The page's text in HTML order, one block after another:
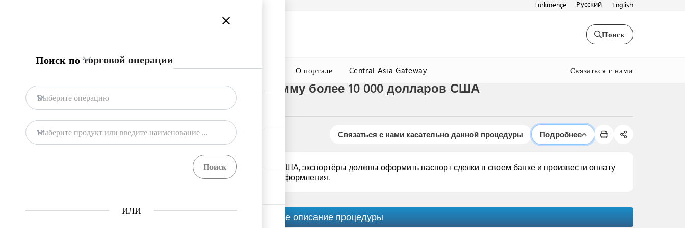
Türkmençe Русский English
Поиск
Торговая информация ГТСБТ О портале Central Asia Gateway Связаться с нами
Содержание
Торговая информация
Поиск по торговой операции
Выберите операцию
Выберите продукт или введите наименование продукта
ИЛИ
Для экспортных контрактов на сумму более 10 000 долларов США
Экспорт Текстиль
Связаться с нами касательно данной процедуры Подробнее
Если стоимость контракта превышает 10 000 долларов США, экспортёры должны оформить паспорт сделки в своем банке и произвести оплату
в соответствии с паспортом сделки после таможенного оформления.
Краткое описание процедуры